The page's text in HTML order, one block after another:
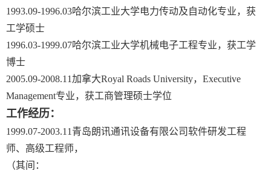
1993.09-1996.03哈尔滨工业大学电力传动及自动化专业，获
工学硕士
1996.03-1999.07哈尔滨工业大学机械电子工程专业，获工学
博士
2005.09-2008.11加拿大Royal Roads University， Executive
Management专业，获工商管理硕士学位
工作经历：
1999.07-2003.11 青岛朗讯通讯设备有限公司软件研发工程
师、高级工程师，
（其间：